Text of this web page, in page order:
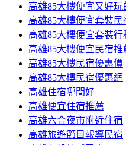
高雄85大樓便宜又好玩
高雄85大樓便宜套裝民
高雄85大樓便宜套裝行
高雄85大樓便宜民宿推
高雄85大樓民宿優惠價
高雄85大樓民宿優惠網
高雄住宿哪間好
高雄便宜住宿推薦
高雄六合夜市附近住宿
高雄旅遊節目報導民宿